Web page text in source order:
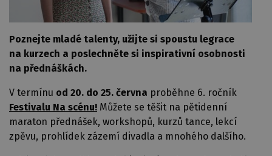
Poznejte mladé talenty, užijte si spoustu legrace
na kurzech a poslechněte si inspirativní osobnosti
na přednáškách.
V termínu od 20. do 25. června proběhne 6. ročník
Festivalu Na scénu! Můžete se těšit na pětidenní
maraton přednášek, workshopů, kurzů tance, lekcí
zpěvu, prohlídek zázemí divadla a mnohého dalšího.